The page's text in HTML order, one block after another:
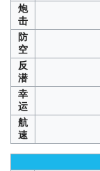
炮
击
防
空
反
潜
幸
运
航
速